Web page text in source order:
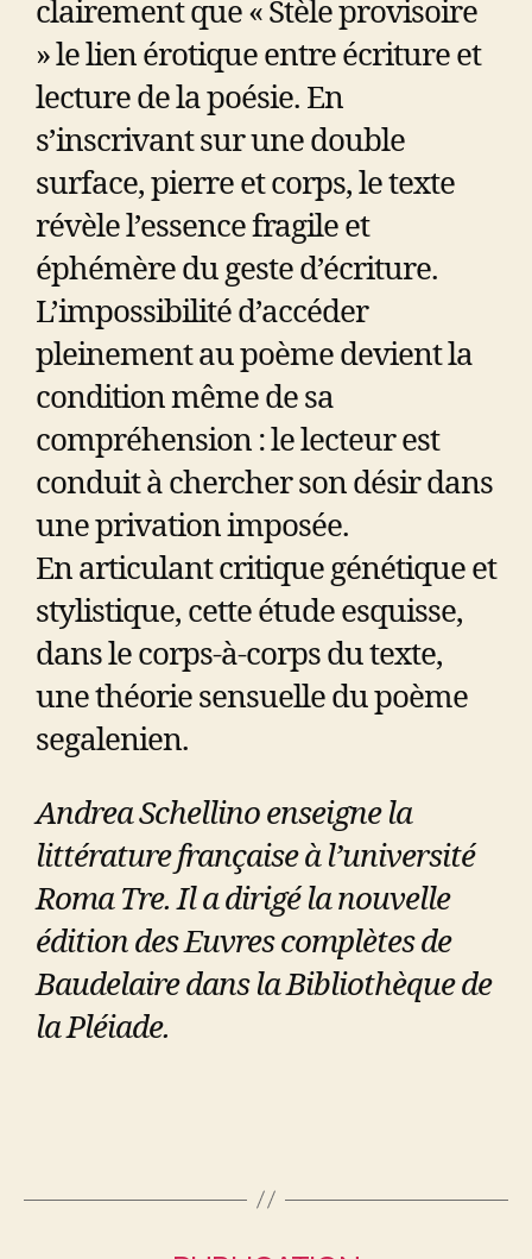
clairement que « Stèle provisoire
» le lien érotique entre écriture et
lecture de la poésie. En
s’inscrivant sur une double
surface, pierre et corps, le texte
révèle l’essence fragile et
éphémère du geste d’écriture.
L’impossibilité d’accéder
pleinement au poème devient la
condition même de sa
compréhension : le lecteur est
conduit à chercher son désir dans
une privation imposée.
En articulant critique génétique et
stylistique, cette étude esquisse,
dans le corps-à-corps du texte,
une théorie sensuelle du poème
segalenien.
Andrea Schellino enseigne la
littérature française à l’université
Roma Tre. Il a dirigé la nouvelle
édition des Euvres complètes de
Baudelaire dans la Bibliothèque de
la Pléiade.